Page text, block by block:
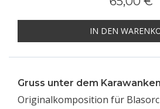
IN DEN
Gruss unter dem Karawanken
Originalkomposition für